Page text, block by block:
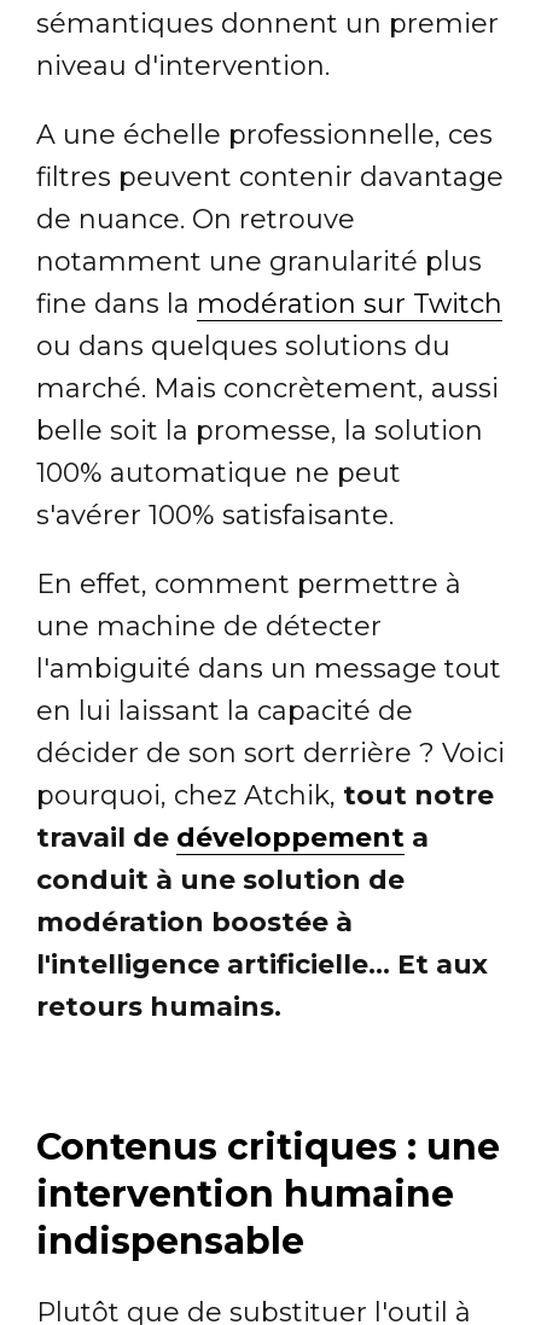
sémantiques donnent un premier
niveau d'intervention.
A une échelle professionnelle, ces
filtres peuvent contenir davantage
de nuance. On retrouve
notamment une granularité plus
fine dans la modération sur Twitch
ou dans quelques solutions du
marché. Mais concrètement, aussi
belle soit la promesse, la solution
100% automatique ne peut
s'avérer 100% satisfaisante.
En effet, comment permettre à
une machine de détecter
l'ambiguité dans un message tout
en lui laissant la capacité de
décider de son sort derrière ? Voici
pourquoi, chez Atchik, tout notre
travail de développement a
conduit à une solution de
modération boostée à
l'intelligence artificielle... Et aux
retours humains.
Contenus critiques : une
intervention humaine
indispensable
Plutôt que de substituer l'outil à